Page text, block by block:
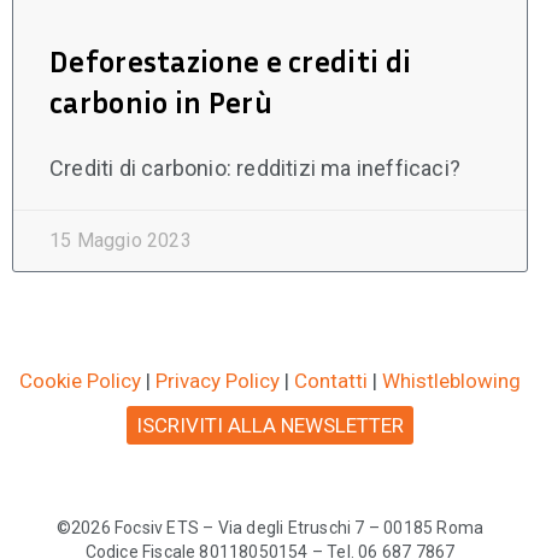
Deforestazione e crediti di
carbonio in Perù
Crediti di carbonio: redditizi ma inefficaci?
15 Maggio 2023
Cookie Policy | Privacy Policy | Contatti | Whistleblowing
ISCRIVITI ALLA NEWSLETTER
©2026 Focsiv ETS – Via degli Etruschi 7 – 00185 Roma
Codice Fiscale 80118050154 – Tel. 06 687 7867